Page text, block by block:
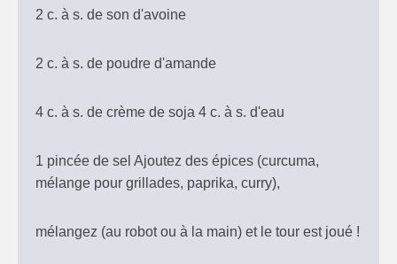
2 c. à s. de son d'avoine
2 c. à s. de poudre d'amande
4 c. à s. de crème de soja 4 c. à s. d'eau
1 pincée de sel Ajoutez des épices (curcuma,
mélange pour grillades, paprika, curry),
mélangez (au robot ou à la main) et le tour est joué !